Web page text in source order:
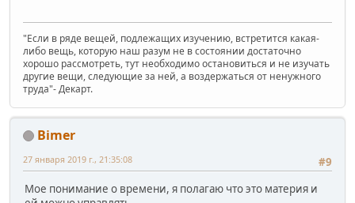
"Если в ряде вещей, подлежащих изучению, встретится какая-
либо вещь, которую наш разум не в состоянии достаточно
хорошо рассмотреть, тут необходимо остановиться и не изучать
другие вещи, следующие за ней, а воздержаться от ненужного
труда"- Декарт.
Bimer
#9
27 января 2019 г., 21:35:08
Мое понимание о времени, я полагаю что это материя и